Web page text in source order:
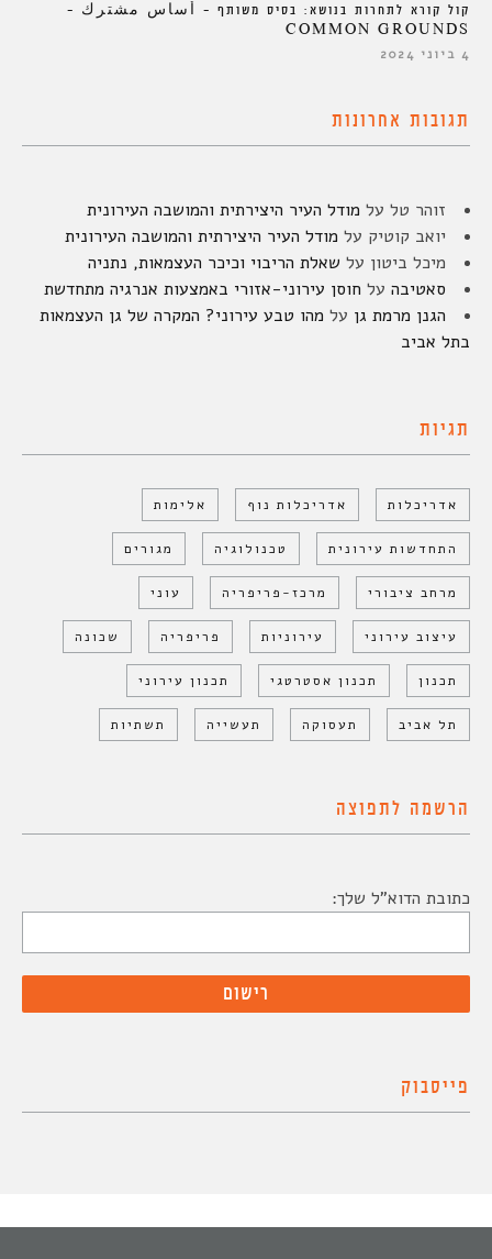
קול קורא לתחרות בנושא: בסיס משותף – أساس مشترك –
COMMON GROUNDS
4 ביוני 2024
תגובות אחרונות
זוהר טל על מודל העיר היצירתית והמושבה העירונית
יואב קוטיק על מודל העיר היצירתית והמושבה העירונית
מיכל ביטון על שאלת הריבוי וכיכר העצמאות, נתניה
סאטיבה על חוסן עירוני-אזורי באמצעות אנרגיה מתחדשת
הגנן מרמת גן על מהו טבע עירוני? המקרה של גן העצמאות
בתל אביב
תגיות
אדריכלות אדריכלות נוף אלימות
התחדשות עירונית טכנולוגיה מגורים
מרחב ציבורי מרכז-פריפריה עוני
עיצוב עירוני עירוניות פריפריה שכונה
תכנון תכנון אסטרטגי תכנון עירוני
תל אביב תעסוקה תעשייה תשתיות
הרשמה לתפוצה
כתובת הדוא"ל שלך:
פייסבוק